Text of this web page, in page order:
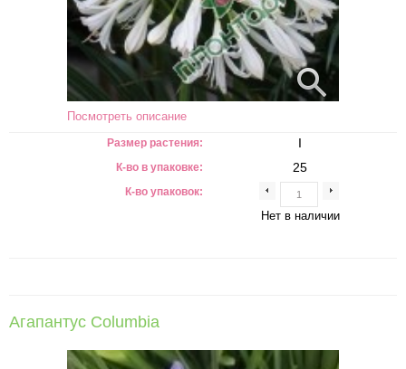
Посмотреть описание
Размер растения:
К-во в упаковке:
К-во упаковок:
I
25
Нет в наличии
Агапантус Columbia